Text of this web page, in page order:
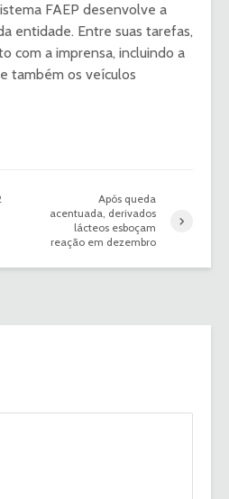
FAEP desenvolve a
entidade. Entre suas tarefas,
com a imprensa, incluindo a
também os veículos
Após queda
acentuada, derivados
lácteos esboçam
reação em dezembro